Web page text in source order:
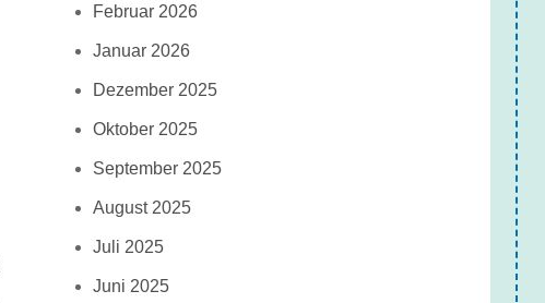
Februar 2026
Januar 2026
Dezember 2025
Oktober 2025
September 2025
August 2025
Juli 2025
Juni 2025